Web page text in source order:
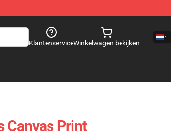
KlantenserviceWinkelwagen bekijken
Canvas Print